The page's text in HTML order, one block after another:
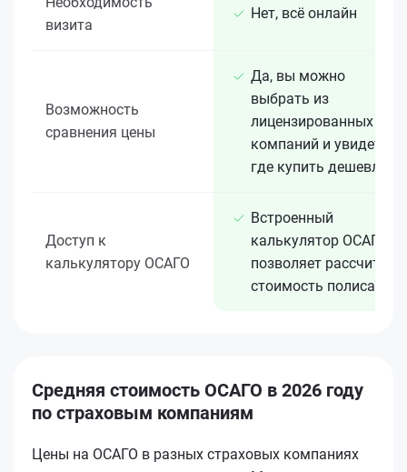
визита
Нет, всё онлайн
Возможность
сравнения цены
Да, вы можно
выбрать из
лицензированных 15+
компаний и увидеть,
где купить дешевле
Доступ к
калькулятору ОСАГО
Встроенный
калькулятор ОСАГО
позволяет рассчитать
стоимость полиса
Средняя стоимость ОСАГО в 2026 году
по страховым компаниям
Цены на ОСАГО в разных страховых компаниях